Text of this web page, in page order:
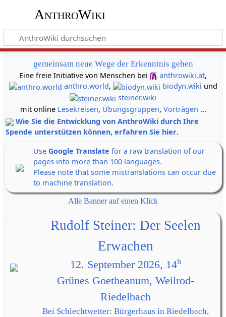
AnthroWiki
gemeinsam neue Wege der Erkenntnis gehen
Eine freie Initiative von Menschen bei
anthrowiki.at,
anthro.world, biodyn.wiki und
steiner.wiki
mit online Lesekreisen, Übungsgruppen, Vorträgen ...
Wie Sie die Entwicklung von AnthroWiki durch Ihre
Spende unterstützen können, erfahren Sie hier.
Use Google Translate for a raw translation of our
pages into more than 100 languages.
Please note that some mistranslations can occur due
to machine translation.
Alle Banner auf einen Klick
Rudolf Steiner: Der Seelen
Erwachen
12. September 2026, 14h
Grünes Goetheanum, Weilrod-
Riedelbach
Bei Schlechtwetter: Bürgerhaus in Riedelbach,